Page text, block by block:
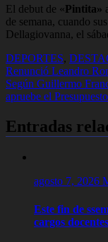
El debut de «Pintita»
de semana, cuando
Dellagiovanna, el
DEPORTES,
Navegación
de
Renunció Leandro
Según Guillermo
apruebe el
Entradas
agosto 7, 2026
Este fin de
cargos